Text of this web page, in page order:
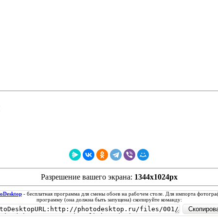
Разрешение вашего экрана: 1344x1024px
- бесплатная программа для смены обоев на рабочем столе. Для импорта
программу (она должна быть запущена) скопируйте команду: